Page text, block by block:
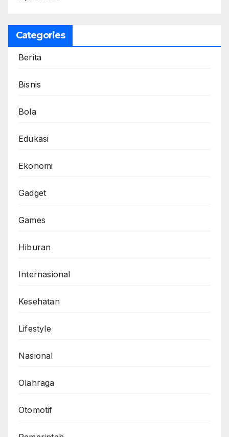
Categories
Berita
Bisnis
Bola
Edukasi
Ekonomi
Gadget
Games
Hiburan
Internasional
Kesehatan
Lifestyle
Nasional
Olahraga
Otomotif